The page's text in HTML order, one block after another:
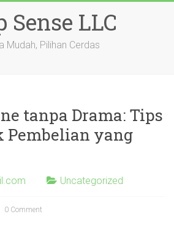
Sense LLC
Mudah, Pilihan Cerdas
tanpa Drama: Tips
Pembelian yang
Uncategorized
0 Comment